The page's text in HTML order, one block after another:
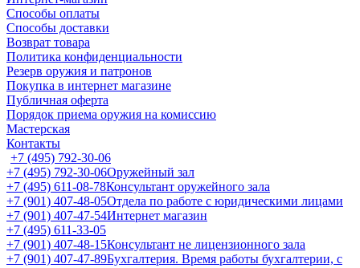
Способы оплаты
Способы доставки
Возврат товара
Политика конфиденциальности
Резерв оружия и патронов
Покупка в интернет магазине
Публичная оферта
Порядок приема оружия на комиссию
Мастерская
Контакты
+7 (495) 792-30-06
+7 (495) 792-30-06Оружейный зал
+7 (495) 611-08-78Консультант оружейного зала
+7 (901) 407-48-05Отдела по работе с юридическими лицами
+7 (901) 407-47-54Интернет магазин
+7 (495) 611-33-05
+7 (901) 407-48-15Консультант не лицензионного зала
+7 (901) 407-47-89Бухгалтерия. Время работы бухгалтерии, с